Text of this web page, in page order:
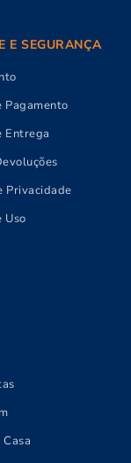
E SEGURANÇA
Pagamento
Entrega
Privacidade
Uso